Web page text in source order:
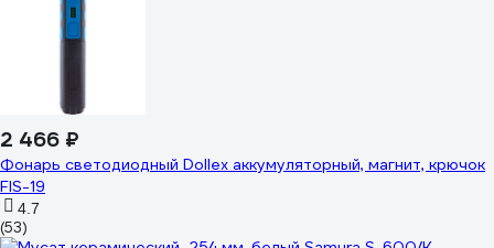
2 466 ₽
Фонарь светодиодный Dollex аккумуляторный, магнит, крючок
FIS-19
4.7
(53)